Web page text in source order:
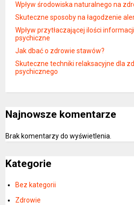
Wpływ środowiska naturalnego na
Skuteczne sposoby na łagodzenie
Wpływ przytłaczającej ilości
psychiczne
Jak dbać o zdrowie stawów?
Skuteczne techniki relaksacyjne dla
psychicznego
Najnowsze komentarze
Brak komentarzy do wyświetlenia.
Kategorie
Bez kategorii
Zdrowie